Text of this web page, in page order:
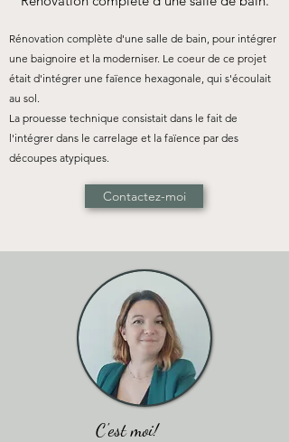
Rénovation complète d'une salle de bain, pour intégrer
une baignoire et la moderniser. Le coeur de ce projet
était d'intégrer une faïence hexagonale, qui s'écoulait
au sol.
La prouesse technique consistait dans le fait de
l'intégrer dans le carrelage et la faïence par des
découpes atypiques.
Contactez-moi
C'est moi!